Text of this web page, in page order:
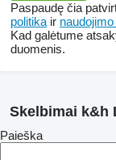
Paspaudę čia
politika ir
Kad galėtume
duomenis.
Skelbimai k&h
Paieška